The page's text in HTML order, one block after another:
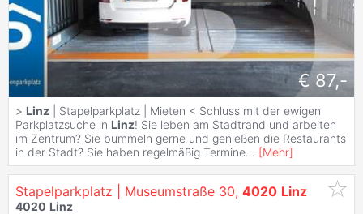
€ 87,-
> Linz | Stapelparkplatz | Mieten < Schluss mit der ewigen
Parkplatzsuche in Linz! Sie leben am Stadtrand und arbeiten
im Zentrum? Sie bummeln gerne und genießen die Restaurants
in der Stadt? Sie haben regelmäßig Termine... [Mehr]
Stapelparkplatz | Museumstraße 30, 4020 Linz
4020 Linz